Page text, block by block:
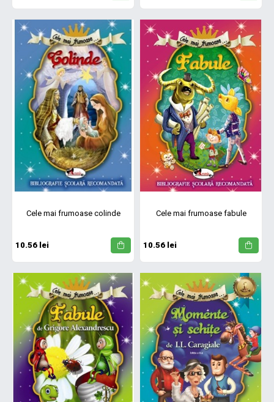
Cele mai frumoase colinde
10.56 lei
Cele mai frumoase fabule
10.56 lei